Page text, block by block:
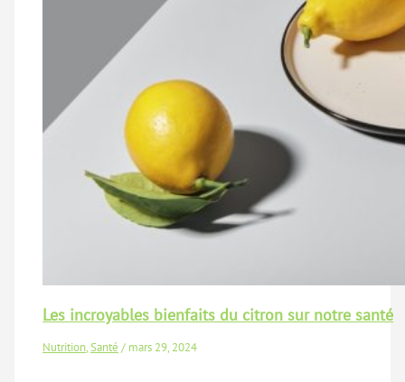
Les incroyables bienfaits du citron sur notre santé
Nutrition,Santé / mars 29, 2024